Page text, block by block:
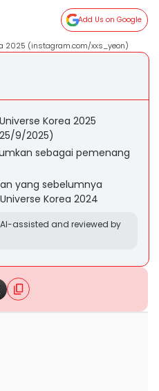
Add Us on Google
2025 (instagram.com/xxs_yeon)
Korea 2025
9/2025)
sebagai pemenang
yang sebelumnya
Korea 2024
assisted and reviewed by